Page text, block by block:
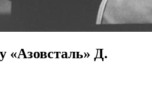
«Азовсталь» Д.